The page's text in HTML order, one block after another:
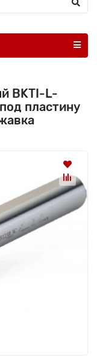
BKTI-L-
пластину